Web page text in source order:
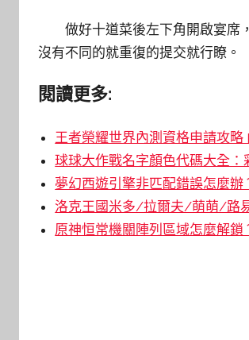
做好十道菜後左下角開啟宴席
沒有不同的就重復的提交就行瞭。
閱讀更多:
王者榮耀世界內測資格申請攻
球球大作戰名字顏色代碼大全：
夢幻西遊引擎非匹配錯誤怎麼
洛克王國米多/拉爾夫/萌萌/路
原神恒常機關陣列區域怎麼解